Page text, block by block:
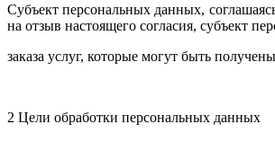
Субъект персональных данных,
на отзыв настоящего согласия, субъект
заказа услуг, которые могут быть
2 Цели обработки персональных данных